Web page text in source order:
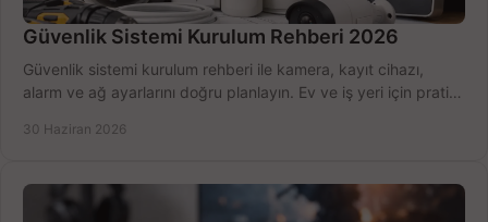
Güvenlik Sistemi Kurulum Rehberi 2026
Güvenlik sistemi kurulum rehberi ile kamera, kayıt cihazı,
alarm ve ağ ayarlarını doğru planlayın. Ev ve iş yeri için pratik
30 Haziran 2026